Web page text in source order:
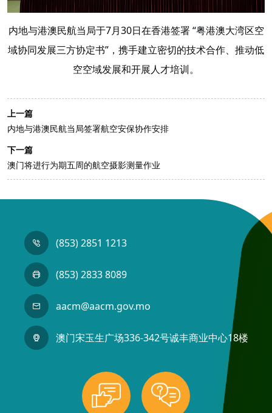
内地与港澳民航当局于7月30日在香港签署 “粤港澳大湾区空
域协同发展三方协定书”，携手建立密切的技术合作、推动低
空空域发展和开展人才培训。
上一篇
内地与港澳民航当局签署航空安保协作安排
下一篇
澳门将进行为期五周的航空摄影测量作业
(853) 2851 1213
(853) 2833 8089
aacm@aacm.gov.mo
澳门宋玉生广场336-342号诚丰商业中心18楼